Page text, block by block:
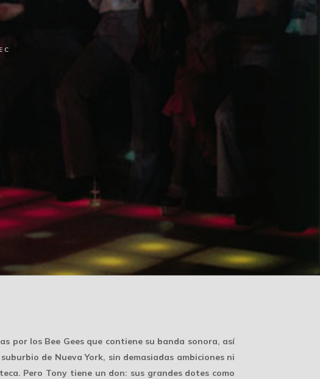
por los Bee Gees que contiene su banda sonora, así
de Nueva York, sin demasiadas ambiciones ni
Pero Tony tiene un don: sus grandes dotes como